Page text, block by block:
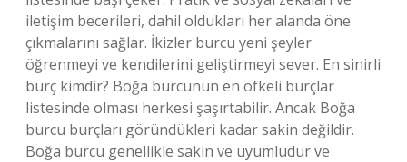
iletişim becerileri, dahil oldukları her alanda öne
çıkmalarını sağlar. İkizler burcu yeni şeyler
öğrenmeyi ve kendilerini geliştirmeyi sever. En sinirli
burç kimdir? Boğa burcunun en öfkeli burçlar
listesinde olması herkesi şaşırtabilir. Ancak Boğa
burcu burçları göründükleri kadar sakin değildir.
Boğa burcu genellikle sakin ve uyumludur ve